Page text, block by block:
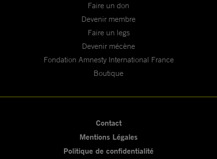
Faire un don
Devenir membre
Faire un legs
Devenir mécène
Fondation Amnesty International France
Boutique
Contact
Mentions Légales
Politique de confidentialité